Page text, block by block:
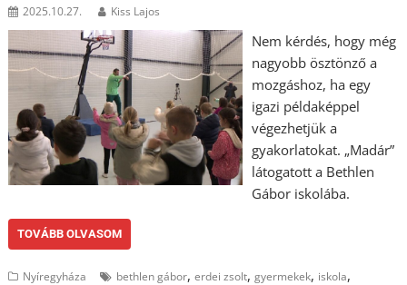
2025.10.27. Kiss Lajos
Nem kérdés, hogy még
nagyobb ösztönző a
mozgáshoz, ha egy
igazi példaképpel
végezhetjük a
gyakorlatokat. „Madár”
látogatott a Bethlen
Gábor iskolába.
TOVÁBB OLVASOM
Nyíregyháza bethlen gábor,erdei zsolt,gyermekek, iskola,